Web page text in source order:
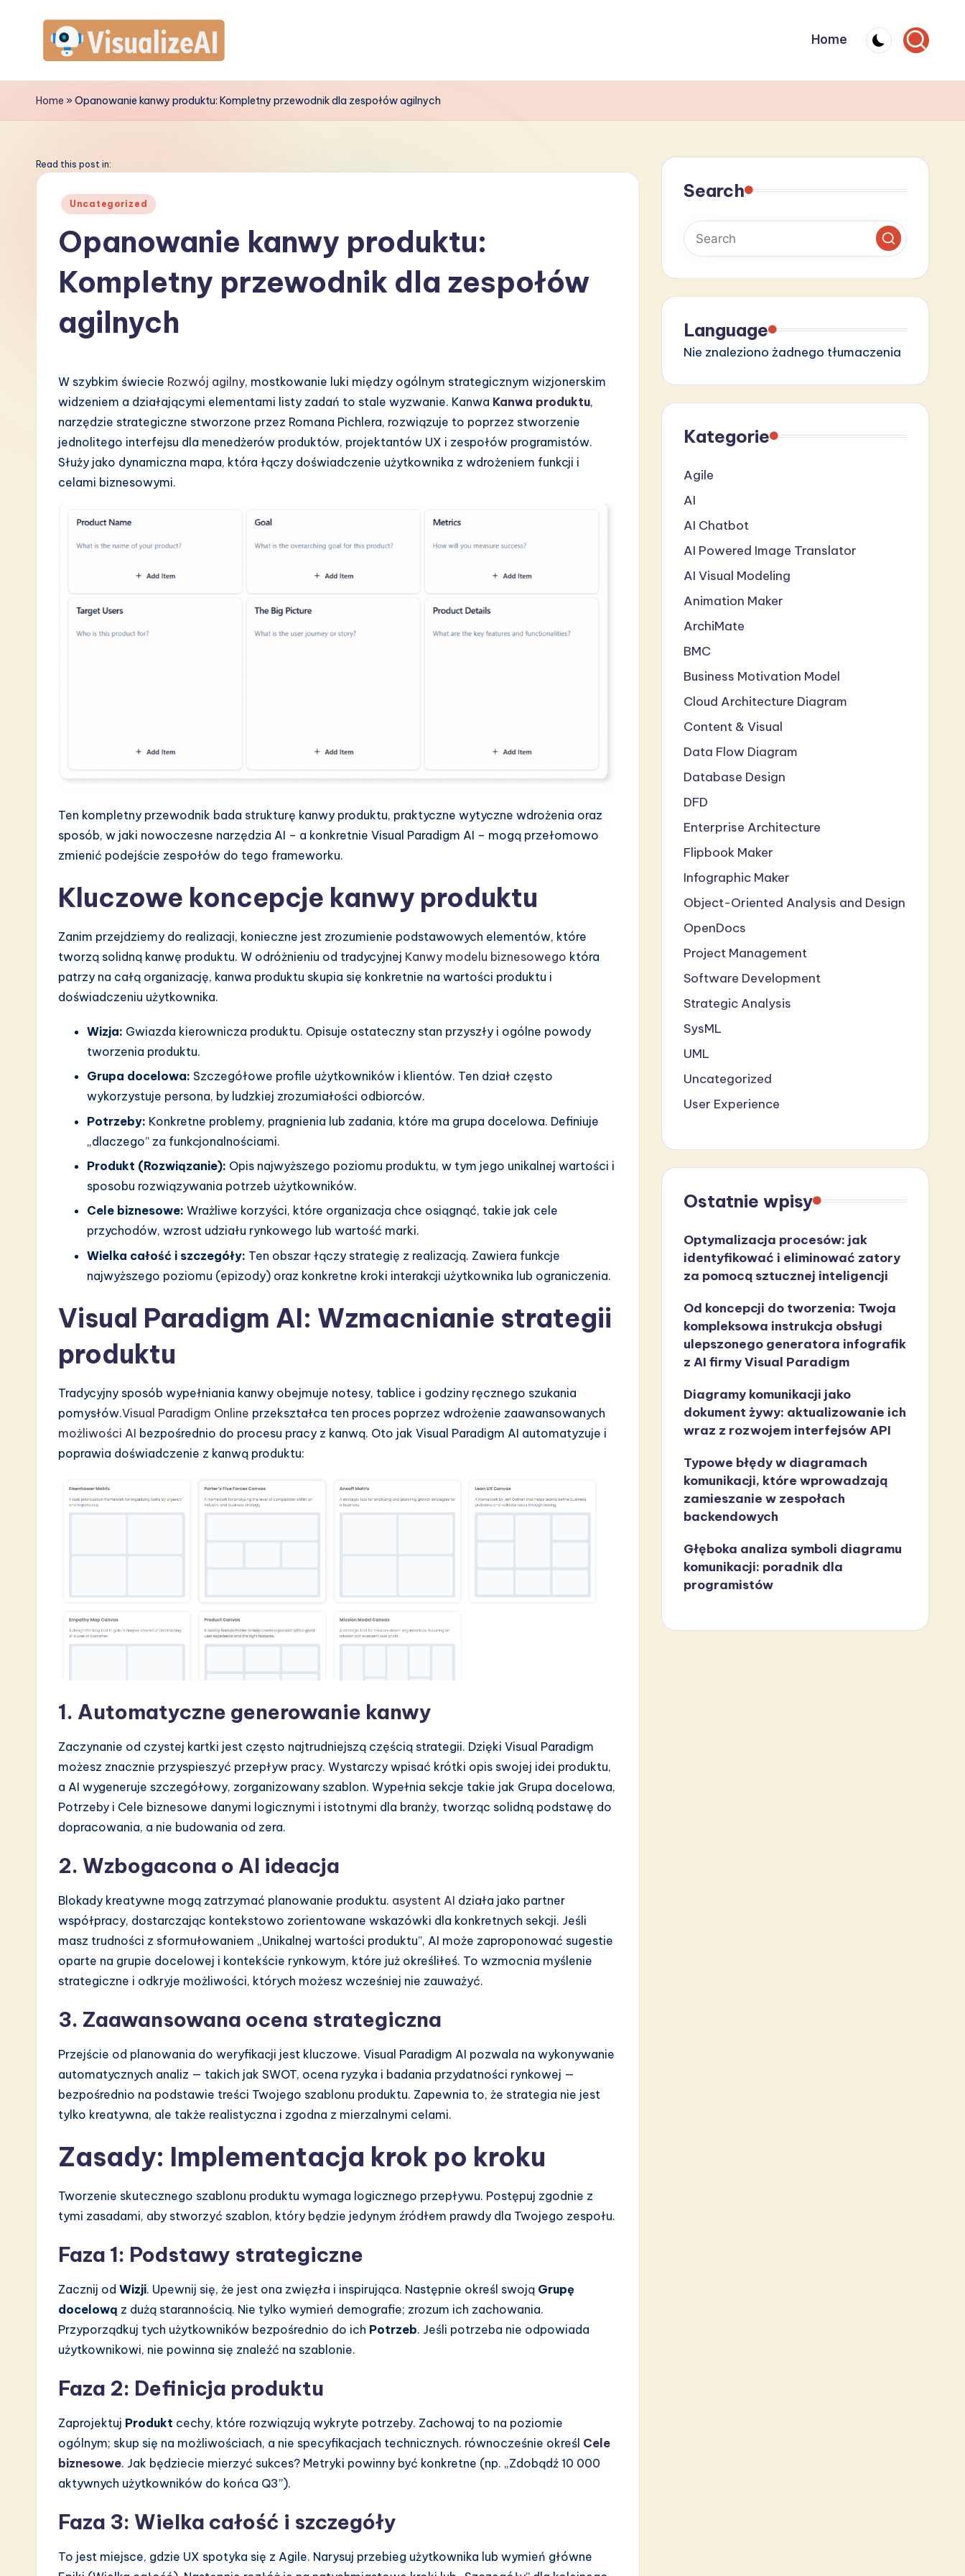
contentV
is
a
w
Home
Home »Opanowanie kanwy produktu: Kompletny przewodnik dla zespołów agilnych
Read this post in:
Posted
Uncategorized
Opanowanie kanwy produktu:
Kompletny przewodnik dla zespołów
agilnych
W szybkim świecie Rozwój agilny, mostkowanie luki między ogólnym strategicznym wizjonerskim
widzeniem a działającymi elementami listy zadań to stale wyzwanie. Kanwa Kanwa produktu,
narzędzie strategiczne stworzone przez Romana Pichlera, rozwiązuje to poprzez stworzenie
jednolitego interfejsu dla menedżerów produktów, projektantów UX i zespołów programistów.
Służy jako dynamiczna mapa, która łączy doświadczenie użytkownika z wdrożeniem funkcji i
celami biznesowymi.
Ten kompletny przewodnik bada strukturę kanwy produktu, praktyczne wytyczne wdrożenia oraz
sposób, w jaki nowoczesne narzędzia AI – a konkretnie Visual Paradigm AI – mogą przełomowo
zmienić podejście zespołów do tego frameworku.
Kluczowe koncepcje kanwy produktu
Zanim przejdziemy do realizacji, konieczne jest zrozumienie podstawowych elementów, które
tworzą solidną kanwę produktu. W odróżnieniu od tradycyjnej Kanwy modelu biznesowego która
patrzy na całą organizację, kanwa produktu skupia się konkretnie na wartości produktu i
doświadczeniu użytkownika.
Wizja: Gwiazda kierownicza produktu. Opisuje ostateczny stan przyszły i ogólne powody
tworzenia produktu.
Grupa docelowa: Szczegółowe profile użytkowników i klientów. Ten dział często
wykorzystuje persona, by ludzkiej zrozumiałości odbiorców.
Potrzeby: Konkretne problemy, pragnienia lub zadania, które ma grupa docelowa. Definiuje
„dlaczego” za funkcjonalnościami.
Produkt (Rozwiązanie): Opis najwyższego poziomu produktu, w tym jego unikalnej wartości i
sposobu rozwiązywania potrzeb użytkowników.
Cele biznesowe: Wrażliwe korzyści, które organizacja chce osiągnąć, takie jak cele
przychodów, wzrost udziału rynkowego lub wartość marki.
Wielka całość i szczegóły: Ten obszar łączy strategię z realizacją. Zawiera funkcje
najwyższego poziomu (epizody) oraz konkretne kroki interakcji użytkownika lub ograniczenia.
Visual Paradigm AI: Wzmacnianie strategii
produktu
Tradycyjny sposób wypełniania kanwy obejmuje notesy, tablice i godziny ręcznego szukania
pomysłów.Visual Paradigm Online przekształca ten proces poprzez wdrożenie zaawansowanych
możliwości AI bezpośrednio do procesu pracy z kanwą. Oto jak Visual Paradigm AI automatyzuje i
poprawia doświadczenie z kanwą produktu:
1. Automatyczne generowanie kanwy
Zaczynanie od czystej kartki jest często najtrudniejszą częścią strategii. Dzięki Visual Paradigm
możesz znacznie przyspieszyć przepływ pracy. Wystarczy wpisać krótki opis swojej idei produktu,
a AI wygeneruje szczegółowy, zorganizowany szablon. Wypełnia sekcje takie jak Grupa docelowa,
Potrzeby i Cele biznesowe danymi logicznymi i istotnymi dla branży, tworząc solidną podstawę do
dopracowania, a nie budowania od zera.
2. Wzbogacona o AI ideacja
Blokady kreatywne mogą zatrzymać planowanie produktu. asystent AI działa jako partner
współpracy, dostarczając kontekstowo zorientowane wskazówki dla konkretnych sekcji. Jeśli
masz trudności z sformułowaniem „Unikalnej wartości produktu”, AI może zaproponować sugestie
oparte na grupie docelowej i kontekście rynkowym, które już określiłeś. To wzmocnia myślenie
strategiczne i odkryje możliwości, których możesz wcześniej nie zauważyć.
3. Zaawansowana ocena strategiczna
Przejście od planowania do weryfikacji jest kluczowe. Visual Paradigm AI pozwala na wykonywanie
automatycznych analiz — takich jak SWOT, ocena ryzyka i badania przydatności rynkowej —
bezpośrednio na podstawie treści Twojego szablonu produktu. Zapewnia to, że strategia nie jest
tylko kreatywna, ale także realistyczna i zgodna z mierzalnymi celami.
Zasady: Implementacja krok po kroku
Tworzenie skutecznego szablonu produktu wymaga logicznego przepływu. Postępuj zgodnie z
tymi zasadami, aby stworzyć szablon, który będzie jedynym źródłem prawdy dla Twojego zespołu.
Faza 1: Podstawy strategiczne
Zacznij od Wizji. Upewnij się, że jest ona zwięzła i inspirująca. Następnie określ swoją Grupę
docelową z dużą starannością. Nie tylko wymień demografie; zrozum ich zachowania.
Przyporządkuj tych użytkowników bezpośrednio do ich Potrzeb. Jeśli potrzeba nie odpowiada
użytkownikowi, nie powinna się znaleźć na szablonie.
Faza 2: Definicja produktu
Zaprojektuj Produkt cechy, które rozwiązują wykryte potrzeby. Zachowaj to na poziomie
ogólnym; skup się na możliwościach, a nie specyfikacjach technicznych. równocześnie określ Cele
biznesowe. Jak będziecie mierzyć sukces? Metryki powinny być konkretne (np. „Zdobądź 10 000
aktywnych użytkowników do końca Q3”).
Faza 3: Wielka całość i szczegóły
To jest miejsce, gdzie UX spotyka się z Agile. Narysuj przebieg użytkownika lub wymień główne
Search
Language
Nie znaleziono żadnego tłumaczenia
Kategorie
Agile
AI
AI Chatbot
AI Powered Image Translator
AI Visual Modeling
Animation Maker
ArchiMate
BMC
Business Motivation Model
Cloud Architecture Diagram
Content & Visual
Data Flow Diagram
Database Design
DFD
Enterprise Architecture
Flipbook Maker
Infographic Maker
Object-Oriented Analysis and Design
OpenDocs
Project Management
Software Development
Strategic Analysis
SysML
UML
Uncategorized
User Experience
Ostatnie wpisy
Optymalizacja procesów: jak
identyfikować i eliminować zatory
za pomocą sztucznej inteligencji
Od koncepcji do tworzenia: Twoja
kompleksowa instrukcja obsługi
ulepszonego generatora infografik
z AI firmy Visual Paradigm
Diagramy komunikacji jako
dokument żywy: aktualizowanie ich
wraz z rozwojem interfejsów API
Typowe błędy w diagramach
komunikacji, które wprowadzają
zamieszanie w zespołach
backendowych
Głęboka analiza symboli diagramu
komunikacji: poradnik dla
programistów